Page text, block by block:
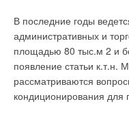
В последние годы
административных и
площадью 80 тыс.м 2 и
появление статьи к.т.н.
рассматриваются
кондиционирования для
теплосчетчиков
Особенности
Предприятиям
стоительство